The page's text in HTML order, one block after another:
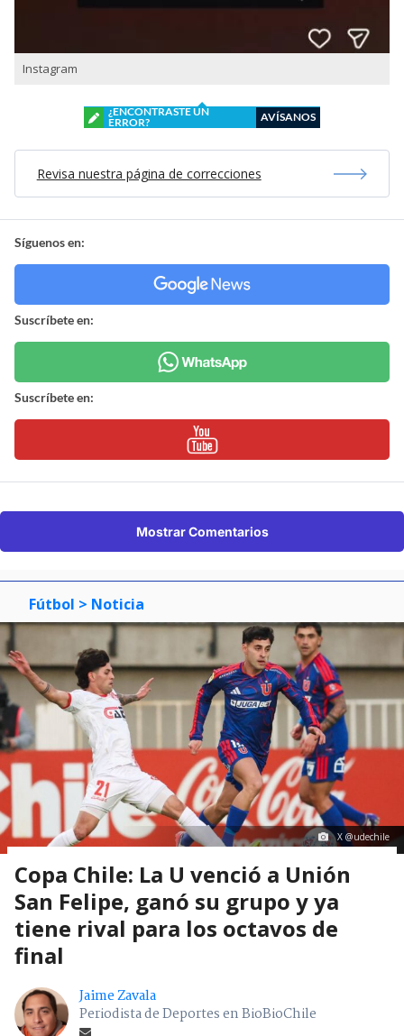
Instagram
¿ENCONTRASTE UN
ERROR?
AVÍSANOS
Revisa nuestra página de correcciones
Síguenos en:
Suscríbete en:
Suscríbete en:
Mostrar Comentarios
Fútbol > Noticia
X @udechile
Copa Chile: La U venció a Unión
San Felipe, ganó su grupo y ya
tiene rival para los octavos de
final
Jaime Zavala
Periodista de Deportes en BioBioChile